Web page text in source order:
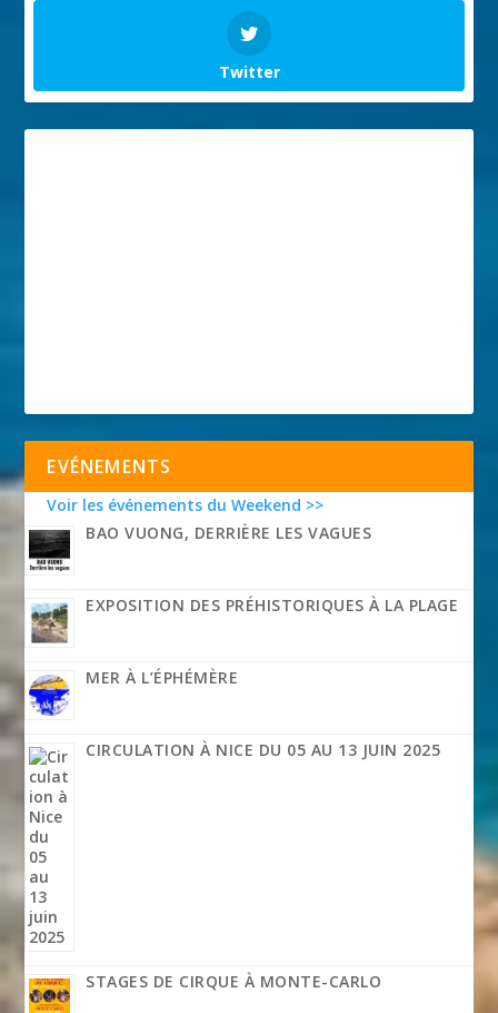
Twitter
EVÉNEMENTS
Voir les événements du Weekend >>
BAO VUONG, DERRIÈRE LES VAGUES
EXPOSITION DES PRÉHISTORIQUES À LA PLAGE
MER À L’ÉPHÉMÈRE
CIRCULATION À NICE DU 05 AU 13 JUIN 2025
STAGES DE CIRQUE À MONTE-CARLO